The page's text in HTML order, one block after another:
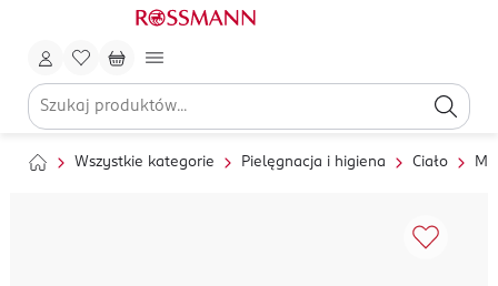
Wszystkie kategorie Pielęgnacja i higiena Ciało